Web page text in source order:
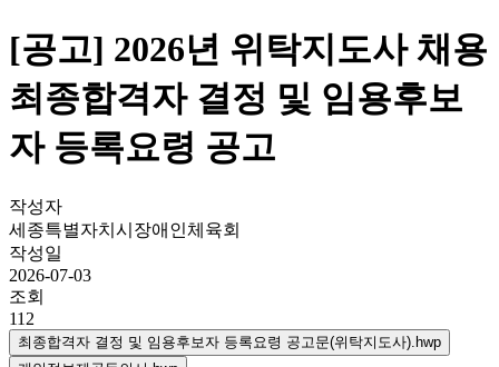
[공고] 2026년 위탁지도사 채용
최종합격자 결정 및 임용후보
자 등록요령 공고
작성자
세종특별자치시장애인체육회
작성일
2026-07-03
조회
112
최종합격자 결정 및 임용후보자 등록요령 공고문(위탁지도사).hwp